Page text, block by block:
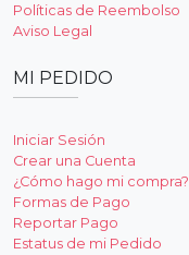
Políticas de Reembolso
Aviso Legal
MI PEDIDO
Iniciar Sesión
Crear una Cuenta
¿Cómo hago mi compra?
Formas de Pago
Reportar Pago
Estatus de mi Pedido